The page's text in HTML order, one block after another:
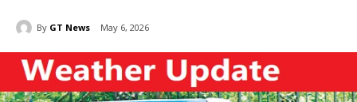
By GT News May 6, 2026